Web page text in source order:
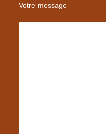
Votre message